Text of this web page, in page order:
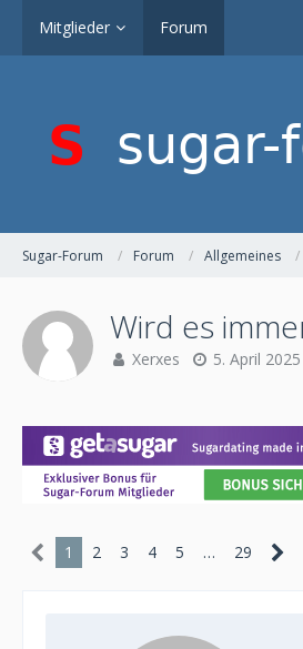
Mitglieder Forum
Sugar-Forum Forum Allgemeines
Wird es
Xerxes 5. April 2025
1 2 3 4 5 … 29